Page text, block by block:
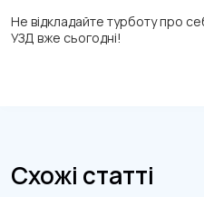
Не відкладайте турботу про
УЗД вже сьогодні!
Схожі статті